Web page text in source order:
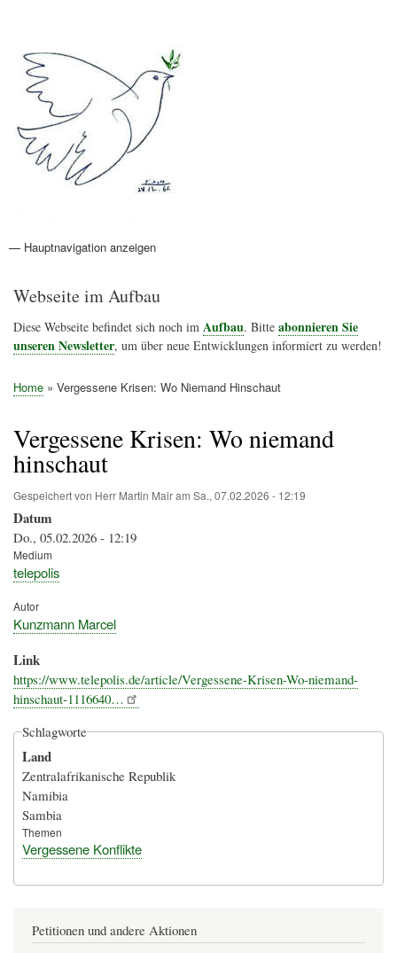
Hauptnavigation
— Hauptnavigation anzeigen
Aktionen
Friedensbewegung
Friedensprojekte
Home
Konflikte
Links
Narichtenlinks
News
Politik
Termine
Texte
Kunst
Friedensexperten
Friedensforschung
Friedensinitiativen
Friedensnachrichten
Webseite im Aufbau
Diese Webseite befindet sich noch im Aufbau. Bitte abonnieren Sie
unseren Newsletter, um über neue Entwicklungen informiert zu werden!
Home Vergessene Krisen: Wo Niemand Hinschaut
Vergessene Krisen: Wo niemand
hinschaut
Gespeichert von Herr Martin Mairam Sa., 07.02.2026 - 12:19
Datum
Do., 05.02.2026 - 12:19
Medium
telepolis
Autor
Kunzmann Marcel
Link
https://www.telepolis.de/article/Vergessene-Krisen-Wo-niemand-
hinschaut-1116640…
Schlagworte
Land
Zentralafrikanische Republik
Namibia
Sambia
Themen
Vergessene Konflikte
Petitionen und andere Aktionen